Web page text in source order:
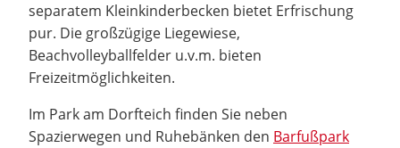
separatem Kleinkinderbecken bietet Erfrischung
pur. Die großzügige Liegewiese,
Beachvolleyballfelder u.v.m. bieten
Freizeitmöglichkeiten.
Im Park am Dorfteich finden Sie neben
Spazierwegen und Ruhebänken den Barfußpark